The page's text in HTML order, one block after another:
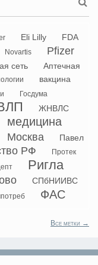
Eli Lilly FDA
Novartis
Pfizer
сеть
Аптечная
вакцина
Госдума
ЖНВЛС
медицина
Москва
Павел
РФ Протек
Ригла
СПбНИИВС
ФАС
Все метки →